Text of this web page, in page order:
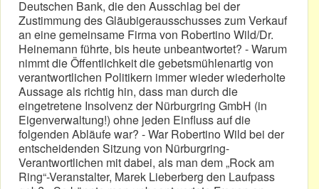
Deutschen Bank, die den Ausschlag bei der
Zustimmung des Gläubigerausschusses zum Verkauf
an eine gemeinsame Firma von Robertino Wild/Dr.
Heinemann führte, bis heute unbeantwortet? - Warum
nimmt die Öffentlichkeit die gebetsmühlenartig von
verantwortlichen Politikern immer wieder wiederholte
Aussage als richtig hin, dass man durch die
eingetretene Insolvenz der Nürburgring GmbH (in
Eigenverwaltung!) ohne jeden Einfluss auf die
folgenden Abläufe war? - War Robertino Wild bei der
entscheidenden Sitzung von Nürburgring-
Verantwortlichen mit dabei, als man dem „Rock am
Ring“-Veranstalter, Marek Lieberberg den Laufpass